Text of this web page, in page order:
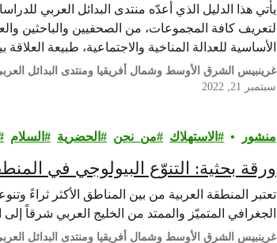
يأتي هذا الدليل الذي أعدّه منتدى البدائل العربي
لتعريف كافة المجموعات، من الصحفيين والباحثين
الأساسية للعدالة المناخية والاجتماعية، طبيعة
غرينبيس الشرق الأوسط وشمال أفريقيا ومنتدى البدائل
سبتمبر 21, 2022
منشور الاستهلاك من_نحن الحضرية السلام
ورقة بحثية: التنوّع البيولوجي في
تعتبر المنطقة العربية من بين المناطق الأكثر ثراءً
الجغرافي المتميّز والممتد من الخليج العربي شرقاً
غرينبيس الشرق الأوسط وشمال أفريقيا ومنتدى البدائل